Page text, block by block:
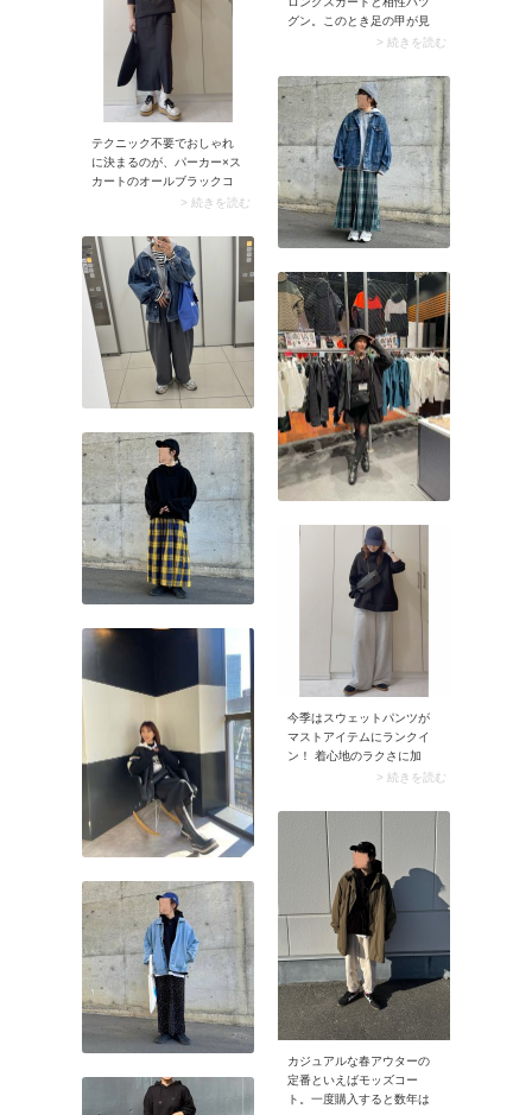
グン。このとき足の甲が見
えるようカバーソックスを
覗きコーデがこなれ見え。
クリーンなスタイリングに
仕上がります。
> 続きを読む
テクニック不要でおしゃれ
に決まるのが、パーカー×ス
カートのオールブラックコ
ーデ。全身を黒で統一する
カーが大人っぽく印象チェ
ンジ。モードなカジュアル
スタイルに仕上がります。
> 続きを読む
今季はスウェットパンツが
マストアイテムにランクイ
ン！ 着心地のラクさに加
え、今シーズンのスウェッ
にも取り入れやすいのが人
気の理由。ダボッとしたシ
ルエットを選んで、今どき
のカジュアルを極めてみま
> 続きを読む
カジュアルな春アウターの
定番といえばモッズコー
ト。一度購入すると数年は